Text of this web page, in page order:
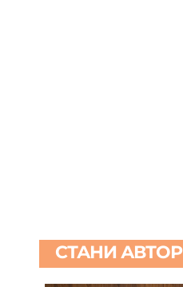
СТАНИ АВТОР